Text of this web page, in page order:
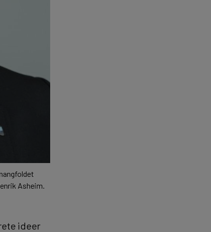
Asheim.
ideer